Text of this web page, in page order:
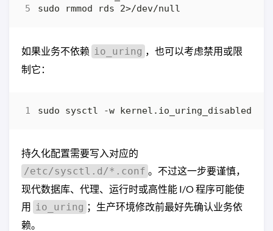
如果业务不依赖 io_uring ，也可以考虑禁用或限
制它：
sudo sysctl -w kernel.io_uring_disabled
持久化配置需要写入对应的
/etc/sysctl.d/*.conf 。不过这一步要谨慎，
现代数据库、代理、运行时或高性能 I/O 程序可能使
用 io_uring ；生产环境修改前最好先确认业务依
赖。